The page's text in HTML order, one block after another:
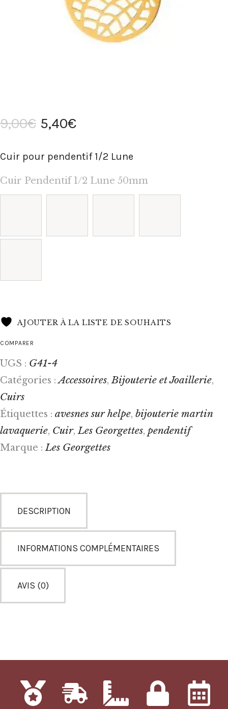
9,00€ 5,40€
Cuir pour pendentif 1/2 Lune
Cuir Pendentif 1/2 Lune 50mm
AJOUTER À LA LISTE DE SOUHAITS
COMPARER
UGS : G41-4
Catégories :Accessoires,Bijouterie et Joaillerie,
Cuirs
Étiquettes : avesnes sur helpe, bijouterie martin
lavaquerie, Cuir,Les Georgettes, pendentif
Marque :Les Georgettes
DESCRIPTION
INFORMATIONS COMPLÉMENTAIRES
AVIS (0)